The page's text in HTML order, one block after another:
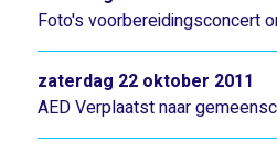
Foto's voorbereidingsconcert
AED Verplaatst naar
zaterdag 22 oktober 2011